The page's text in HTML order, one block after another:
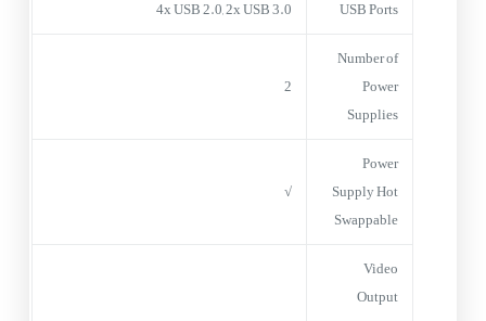
USB Ports
4x USB 2.0, 2x USB 3.0
Number of
Power
Supplies
2
Power
Supply Hot
Swappable
√
Video
Output